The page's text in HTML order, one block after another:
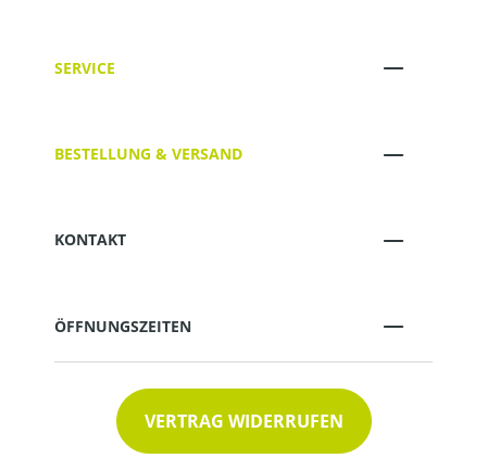
SERVICE
BESTELLUNG & VERSAND
KONTAKT
ÖFFNUNGSZEITEN
VERTRAG WIDERRUFEN